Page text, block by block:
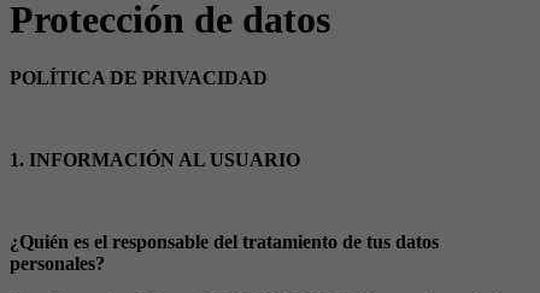
Protección de datos
POLÍTICA DE PRIVACIDAD
1. INFORMACIÓN AL USUARIO
¿Quién es el responsable del tratamiento de tus datos
personales?